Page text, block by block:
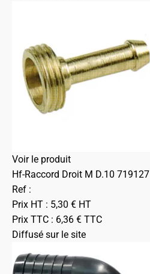
Voir le produit
Hf-Raccord Droit M D.10 719127
Ref :
Prix HT : 5,30 € HT
Prix TTC : 6,36 € TTC
Diffusé sur le site